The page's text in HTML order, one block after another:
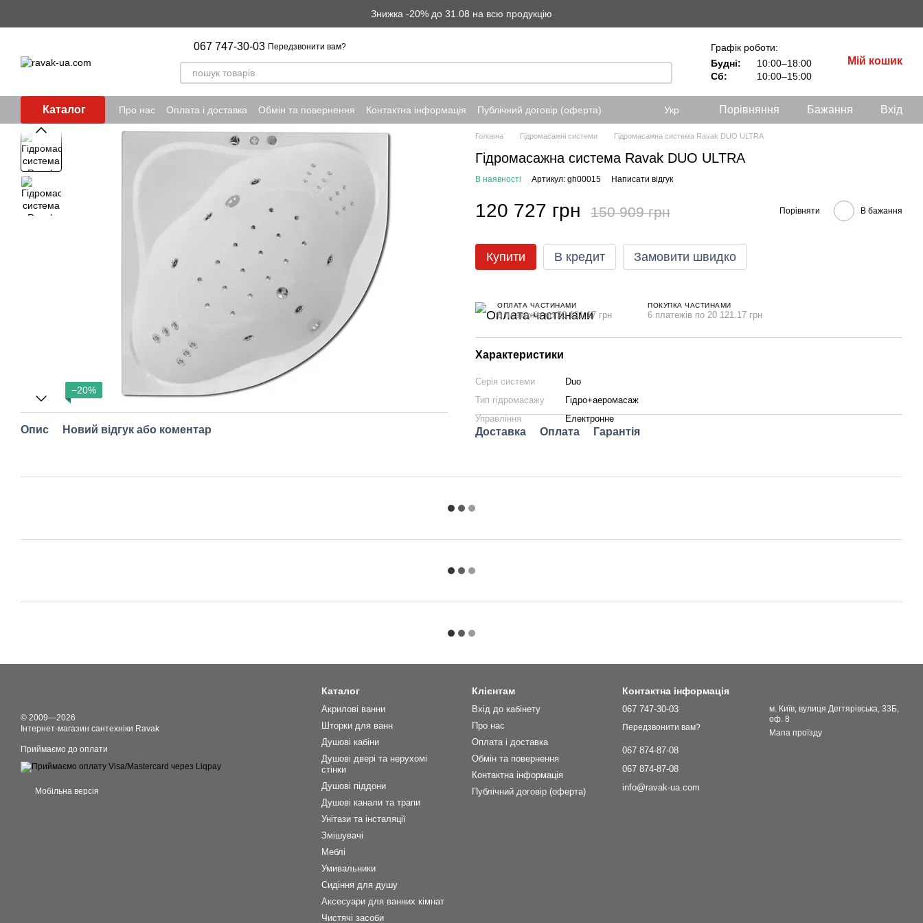
Знижка -20% до 31.08 на всю продукцію
067 747-30-03 Передзвонити вам?
Графік роботи:
Будні:
10:00–18:00
Сб:
10:00–15:00
Мій кошик
Каталог Про нас Оплата і доставка Обмін та повернення Контактна інформація Публічний договір (оферта) Укр Порівняння Бажання Вхід
−20%
Опис Новий відгук або коментар
Головна Гідромасажні системи Гідромасажна система Ravak DUO ULTRA
Гідромасажна система Ravak DUO ULTRA
В наявності Артикул: gh00015 Написати відгук
120 727 грн 150 909 грн Порівняти В бажання
Купити В кредит Замовити швидко
ОПЛАТА ЧАСТИНАМИ
6 платежів по 20 121.17 грн
ПОКУПКА ЧАСТИНАМИ
6 платежів по 20 121.17 грн
Характеристики
Серія системи
Duo
Тип гідромасажу
Гідро+аеромасаж
Управління
Електронне
Доставка Оплата Гарантія
© 2009—2026
Інтернет-магазин сантехніки Ravak
Приймаємо до оплати
Мобільна версія
Каталог
Акрилові ванни
Шторки для ванн
Душові кабіни
Душові двері та нерухомі
стінки
Душові піддони
Душові канали та трапи
Унітази та інсталяції
Змішувачі
Меблі
Умивальники
Сидіння для душу
Аксесуари для ванних кімнат
Чистячі засоби
Клієнтам
Вхід до кабінету
Про нас
Оплата і доставка
Обмін та повернення
Контактна інформація
Публічний договір (оферта)
Контактна інформація
067 747-30-03
Передзвонити вам?
067 874-87-08
067 874-87-08
info@ravak-ua.com
м. Київ, вулиця Дегтярівська, 33Б,
оф. 8
Мапа проїзду